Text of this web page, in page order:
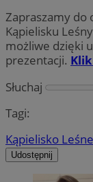
Zapraszamy do
Kąpielisku
możliwe dzięki
prezentacji.
Słuchaj
Tagi:
Kąpielisko Leśne
Udostępnij